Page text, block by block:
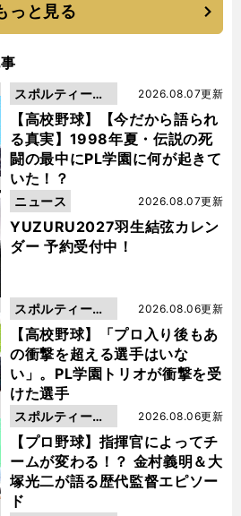
っと見る
【高校野球】【今だから語られ
る真実】1998年夏・伝説の死
闘の最中にPL学園に何が起きて
いた！？
2026.08.07更新
スポルティーバ
動画
YUZURU2027羽生結弦カレン
ダー 予約受付中！
2026.08.07更新
ニュース
【高校野球】「プロ入り後もあ
の衝撃を超える選手はいな
い」。PL学園トリオが衝撃を受
けた選手
2026.08.06更新
スポルティーバ
動画
【プロ野球】指揮官によってチ
ームが変わる！？ 金村義明＆大
塚光二が語る歴代監督エピソー
ド
2026.08.06更新
スポルティーバ
動画